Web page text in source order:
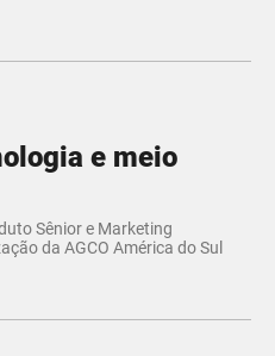
e meio
Sênior e Marketing
da AGCO América do Sul